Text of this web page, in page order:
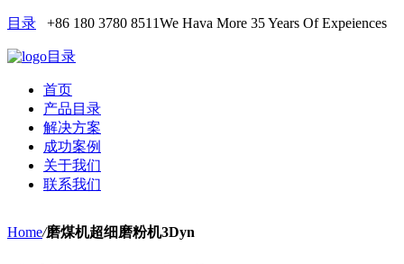
目录 +86 180 3780 8511We Hava More 35 Years Of Expeiences
目录
首页
产品目录
解决方案
成功案例
关于我们
联系我们
Home/磨煤机超细磨粉机3Dyn